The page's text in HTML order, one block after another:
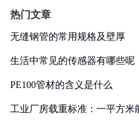
热门文章
无缝钢管的常用规格及壁厚
生活中常见的传感器有哪些呢
PE100管材的含义是什么
工业厂房载重标准：一平方米